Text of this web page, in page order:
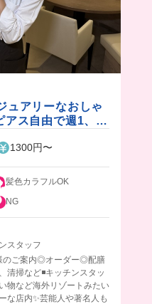
ュアリーなおしゃ
アス自由で週1、4
1300円〜
髪色カラフルOK
NG
スタッフ
のご案内◎オーダー◎配膳
掃など◾️キッチンスタッ
など海外リゾートみたい
な店内✨芸能人や著名人も